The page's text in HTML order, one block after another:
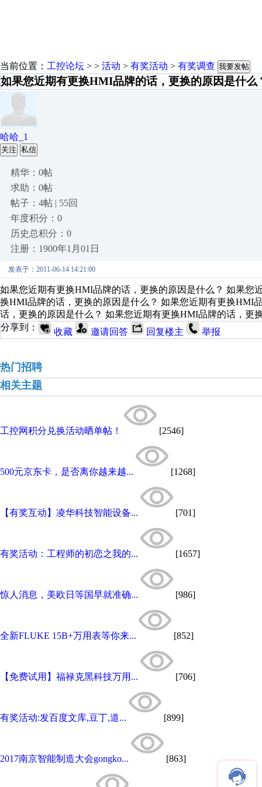
当前位置： 工控论坛 > > 活动 > 有奖活动 > 有奖调查 我要发帖
如果您近期有更换HMI品牌的话，更换的原因是什么
哈哈_1
关注 私信
精华：0帖
求助：0帖
帖子：4帖 | 55回
年度积分：0
历史总积分：0
注册：1900年1月01日
发表于：2011-06-14 14:21:00
如果您近期有更换HMI品牌的话，更换的原因是什么？ 如果
换HMI品牌的话，更换的原因是什么？ 如果您近期有更换HMI
话，更换的原因是什么？ 如果您近期有更换HMI品牌的话，更
分享到：
收藏 邀请回答 回复楼主 举报
热门招聘
相关主题
工控网积分兑换活动晒单帖！ [2546]
500元京东卡，是否离你越来越... [1268]
【有奖互动】凌华科技智能设备... [701]
有奖活动：工程师的初恋之我的... [1657]
惊人消息，美欧日等国早就准确... [986]
全新FLUKE 15B+万用表等你来... [852]
【免费试用】福禄克黑科技万用... [706]
有奖活动:发百度文库,豆丁,道... [899]
2017南京智能制造大会gongko... [863]